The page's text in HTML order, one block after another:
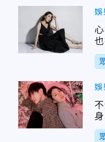
娛
娛